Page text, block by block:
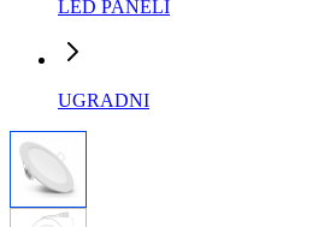
LED PANELI
UGRADNI